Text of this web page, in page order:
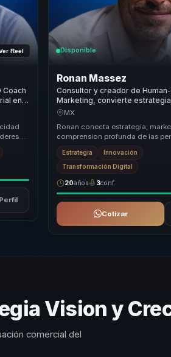
Reel
Coach
en
Disponible
Ronan Massez
Consultor y creador de
Marketing, convierte
en crecimiento comercial para
MX
Ronan conecta estrategia,
comprension profunda de las
que la diferenciacion deje de ser
generico y ...
Estrategia Innovación
Transformación Digital
20años 3conf.
Cotizar
Vision y
comercial del